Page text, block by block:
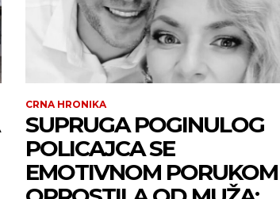
CRNA HRONIKA
SUPRUGA POGINULOG
POLICAJCA SE
EMOTIVNOM PORUKOM